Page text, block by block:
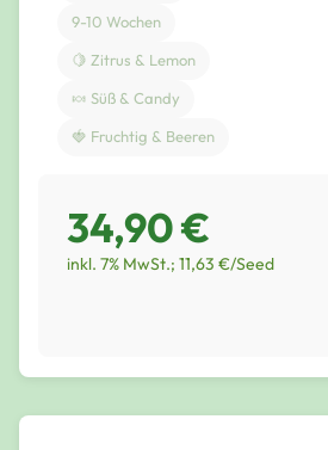
9-10 Wochen
🍋 Zitrus & Lemon
🍬 Süß & Candy
🍓 Fruchtig & Beeren
34,90 €
inkl. 7% MwSt.; 11,63 €/Seed